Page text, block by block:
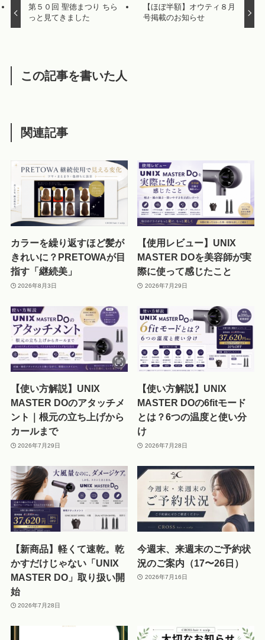
第５０回 聖徳まつり ちら
っと見てきました
【ほぼ半額】オウティ８月
号掲載のお知らせ
この記事を書いた人
関連記事
カラーを繰り返すほど髪が
きれいに？PRETOWAが目
指す「継続美」
2026年8月3日
【使用レビュー】UNIX
MASTER DOを美容師が実
際に使って感じたこと
2026年7月29日
【使い方解説】UNIX
MASTER DOのアタッチメ
ント｜根元の立ち上げから
カールまで
2026年7月29日
【使い方解説】UNIX
MASTER DOの6fitモード
とは？6つの温度と使い分
け
2026年7月28日
【新商品】軽くて速乾。乾
かすだけじゃない「UNIX
MASTER DO」取り扱い開
始
2026年7月28日
今週末、来週末のご予約状
況のご案内（17〜26日）
2026年7月16日